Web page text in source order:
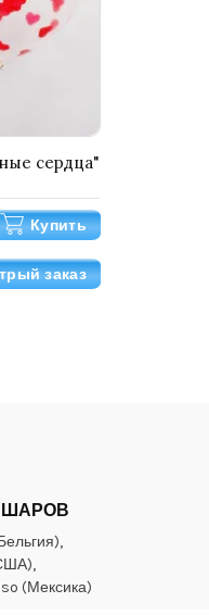
сердца"
Купить
заказ
ШАРОВ
(Мексика)